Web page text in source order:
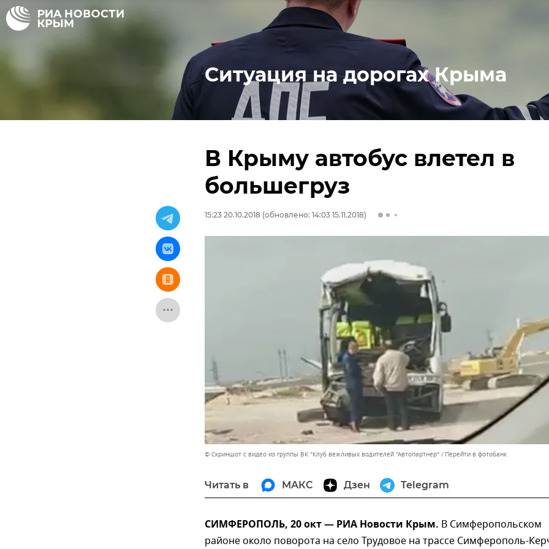
Ситуация на дорогах Крыма
В Крыму автобус влетел в
большегруз
15:23 20.10.2018 (обновлено: 14:03 15.11.2018)
© Скриншот с видео из группы ВК "Клуб вежливых водителей "Автопартнер" Перейти в фотобанк
Читать в МАКС Дзен Telegram
СИМФЕРОПОЛЬ, 20 окт — РИА Новости Крым. В Симферопольском
районе около поворота на село Трудовое на трассе Симферополь-